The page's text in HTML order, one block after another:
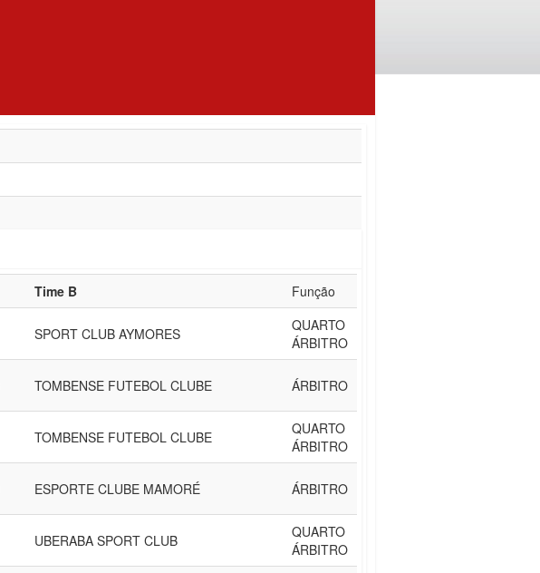
Time B Função
SPORT CLUB AYMORES
QUARTO
ÁRBITRO
TOMBENSE FUTEBOL CLUBE ÁRBITRO
TOMBENSE FUTEBOL CLUBE
QUARTO
ÁRBITRO
ESPORTE CLUBE MAMORÉ ÁRBITRO
UBERABA SPORT CLUB
QUARTO
ÁRBITRO